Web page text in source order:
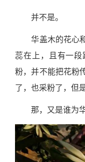
并不是。
华盖木的花心和
蕊在上，且有一
粉，并不能把花粉
了，也采粉了，但
那，又是谁为华